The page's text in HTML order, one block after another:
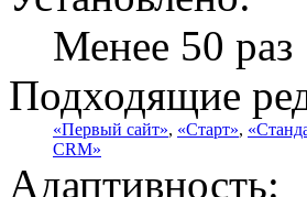
Менее 50 раз
Подходящие
«Первый сайт», «Старт»,
CRM»
Адаптивность: